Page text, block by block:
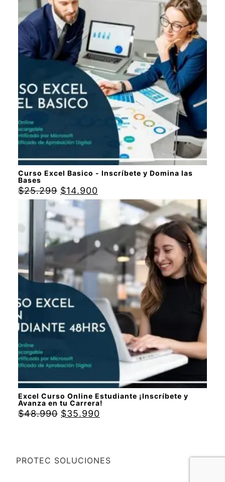
Curso Excel Basico - Inscríbete y Domina las
Bases
$25.299 $14.900
Excel Curso Online Estudiante ¡Inscríbete y
Avanza en tu Carrera!
$48.990 $35.990
PROTEC SOLUCIONES